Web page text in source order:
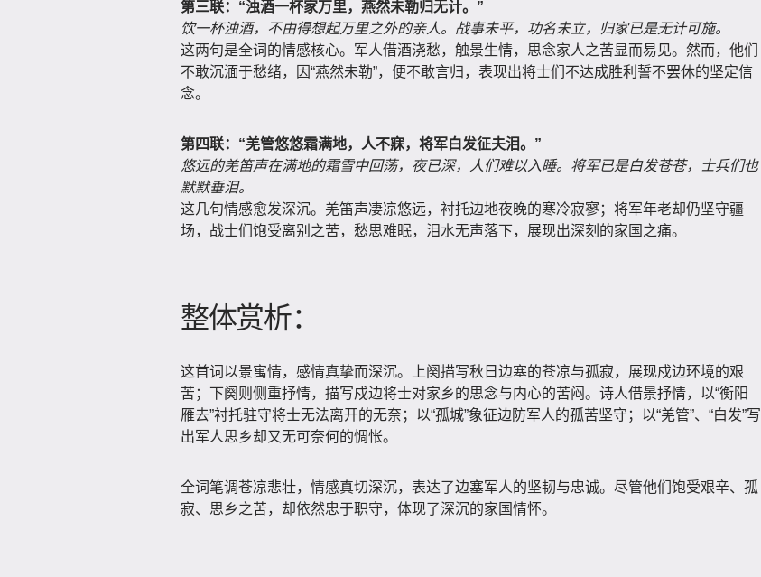
第三联： “浊酒一杯家万里，燕然未勒归无计。”
饮一杯浊酒，不由得想起万里之外的亲人。战事未平，功名未立，归家已是无计可施。
这两句是全词的情感核心。军人借酒浇愁，触景生情，思念家人之苦显而易见。然而，他们
不敢沉湎于愁绪，因“燕然未勒”，便不敢言归，表现出将士们不达成胜利誓不罢休的坚定信
念。
第四联： “羌管悠悠霜满地，人不寐，将军白发征夫泪。”
悠远的羌笛声在满地的霜雪中回荡，夜已深，人们难以入睡。将军已是白发苍苍，士兵们也
默默垂泪。
这几句情感愈发深沉。羌笛声凄凉悠远，衬托边地夜晚的寒冷寂寥；将军年老却仍坚守疆
场，战士们饱受离别之苦，愁思难眠，泪水无声落下，展现出深刻的家国之痛。
整体赏析：
这首词以景寓情，感情真挚而深沉。上阕描写秋日边塞的苍凉与孤寂，展现戍边环境的艰
苦；下阕则侧重抒情，描写戍边将士对家乡的思念与内心的苦闷。诗人借景抒情，以“衡阳
雁去”衬托驻守将士无法离开的无奈；以“孤城”象征边防军人的孤苦坚守；以“羌管”、“白发”写
出军人思乡却又无可奈何的惆怅。
全词笔调苍凉悲壮，情感真切深沉，表达了边塞军人的坚韧与忠诚。尽管他们饱受艰辛、孤
寂、思乡之苦，却依然忠于职守，体现了深沉的家国情怀。